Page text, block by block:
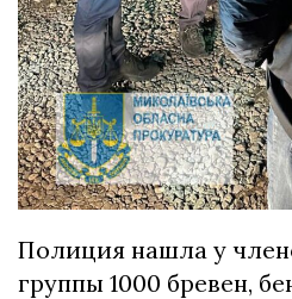
Полиция нашла у
группы 1000 бревен,